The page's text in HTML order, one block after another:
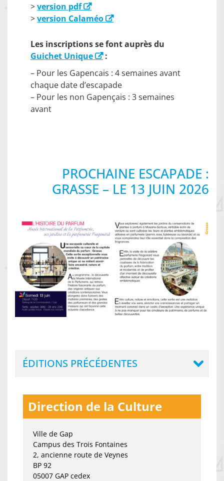
>version pdf
>version Calaméo
Les inscriptions se font auprès du
Guichet Unique
:
– Pour les Gapencais : 4 semaines avant
chaque date d’escapade
– Pour les non Gapençais : 3 semaines
avant
PROCHAINE ESCAPADE :
GRASSE – LE 13 JUIN 2026
ÉDITIONS PRÉCÉDENTES
Direction de la Culture
Ville de Gap
Campus des Trois Fontaines
2, ancienne route de Veynes
BP 92
05007 GAP cedex